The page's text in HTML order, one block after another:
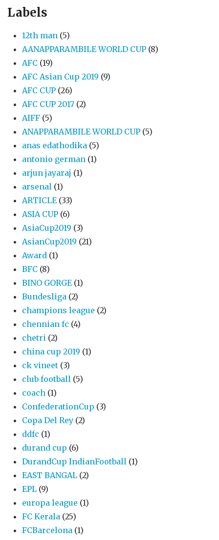
Labels
12th man (5)
AANAPPARAMBILE WORLD CUP (8)
AFC (19)
AFC Asian Cup 2019 (9)
AFC CUP (26)
AFC CUP 2017 (2)
AIFF (5)
ANAPPARAMBILE WORLD CUP (5)
anas edathodika (5)
antonio german (1)
arjun jayaraj (1)
arsenal (1)
ARTICLE (33)
ASIA CUP (6)
AsiaCup2019 (3)
AsianCup2019 (21)
Award (1)
BFC (8)
BINO GORGE (1)
Bundesliga (2)
champions league (2)
chennian fc (4)
chetri (2)
china cup 2019 (1)
ck vineet (3)
club football (5)
coach (1)
ConfederationCup (3)
Copa Del Rey (2)
ddfc (1)
durand cup (6)
DurandCup IndianFootball (1)
EAST BANGAL (2)
EPL (9)
europa league (1)
FC Kerala (25)
FCBarcelona (1)